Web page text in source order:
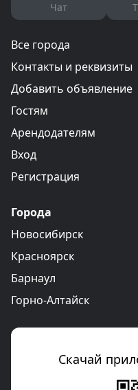
Чат
Все города
Контакты и реквизиты
Добавить объявление
Гостям
Арендодателям
Вход
Регистрация
Города
Новосибирск
Красноярск
Барнаул
Горно-Алтайск
Скачай